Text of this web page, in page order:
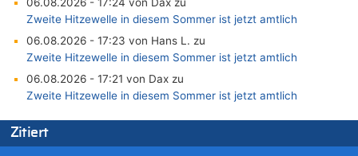
Zweite Hitzewelle in diesem Sommer ist jetzt amtlich
06.08.2026 - 17:23 von Hans L. zu
Zweite Hitzewelle in diesem Sommer ist jetzt amtlich
06.08.2026 - 17:21 von Dax zu
Zweite Hitzewelle in diesem Sommer ist jetzt amtlich
FIFA-Spitze demonstriert Einigkeit trotz Kritik und neuer
Vorwürfe gegen Präsident Gianni Infantino
Zitiert